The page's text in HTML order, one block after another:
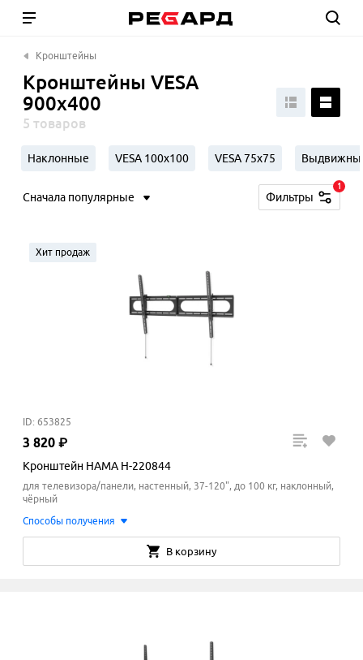
Кронштейны
Кронштейны VESA
900х400
5 товаров
Наклонные VESA 100х100 VESA 75х75
Сначала популярные Фильтры
1
Хит продаж
ID: 653825
3 820 ₽
Кронштейн HAMA H-220844
для телевизора/панели, настенный, 37-120", до 100 кг, наклонный,
чёрный
Способы получения
В корзину